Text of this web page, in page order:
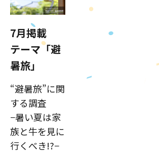
7月掲載
テーマ「避
暑旅」
“避暑旅”に関
する調査
−暑い夏は家
族と牛を見に
行くべき!?−